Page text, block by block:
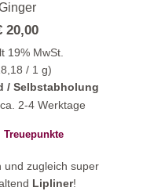
20,00
19% MwSt.
/ 1 g)
/ Selbstabholung
2-4 Werktage
Treuepunkte
und zugleich super
Lipliner!